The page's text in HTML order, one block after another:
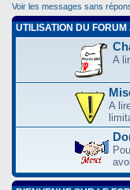
Voir les messages sans
UTILISATION DU
A
A